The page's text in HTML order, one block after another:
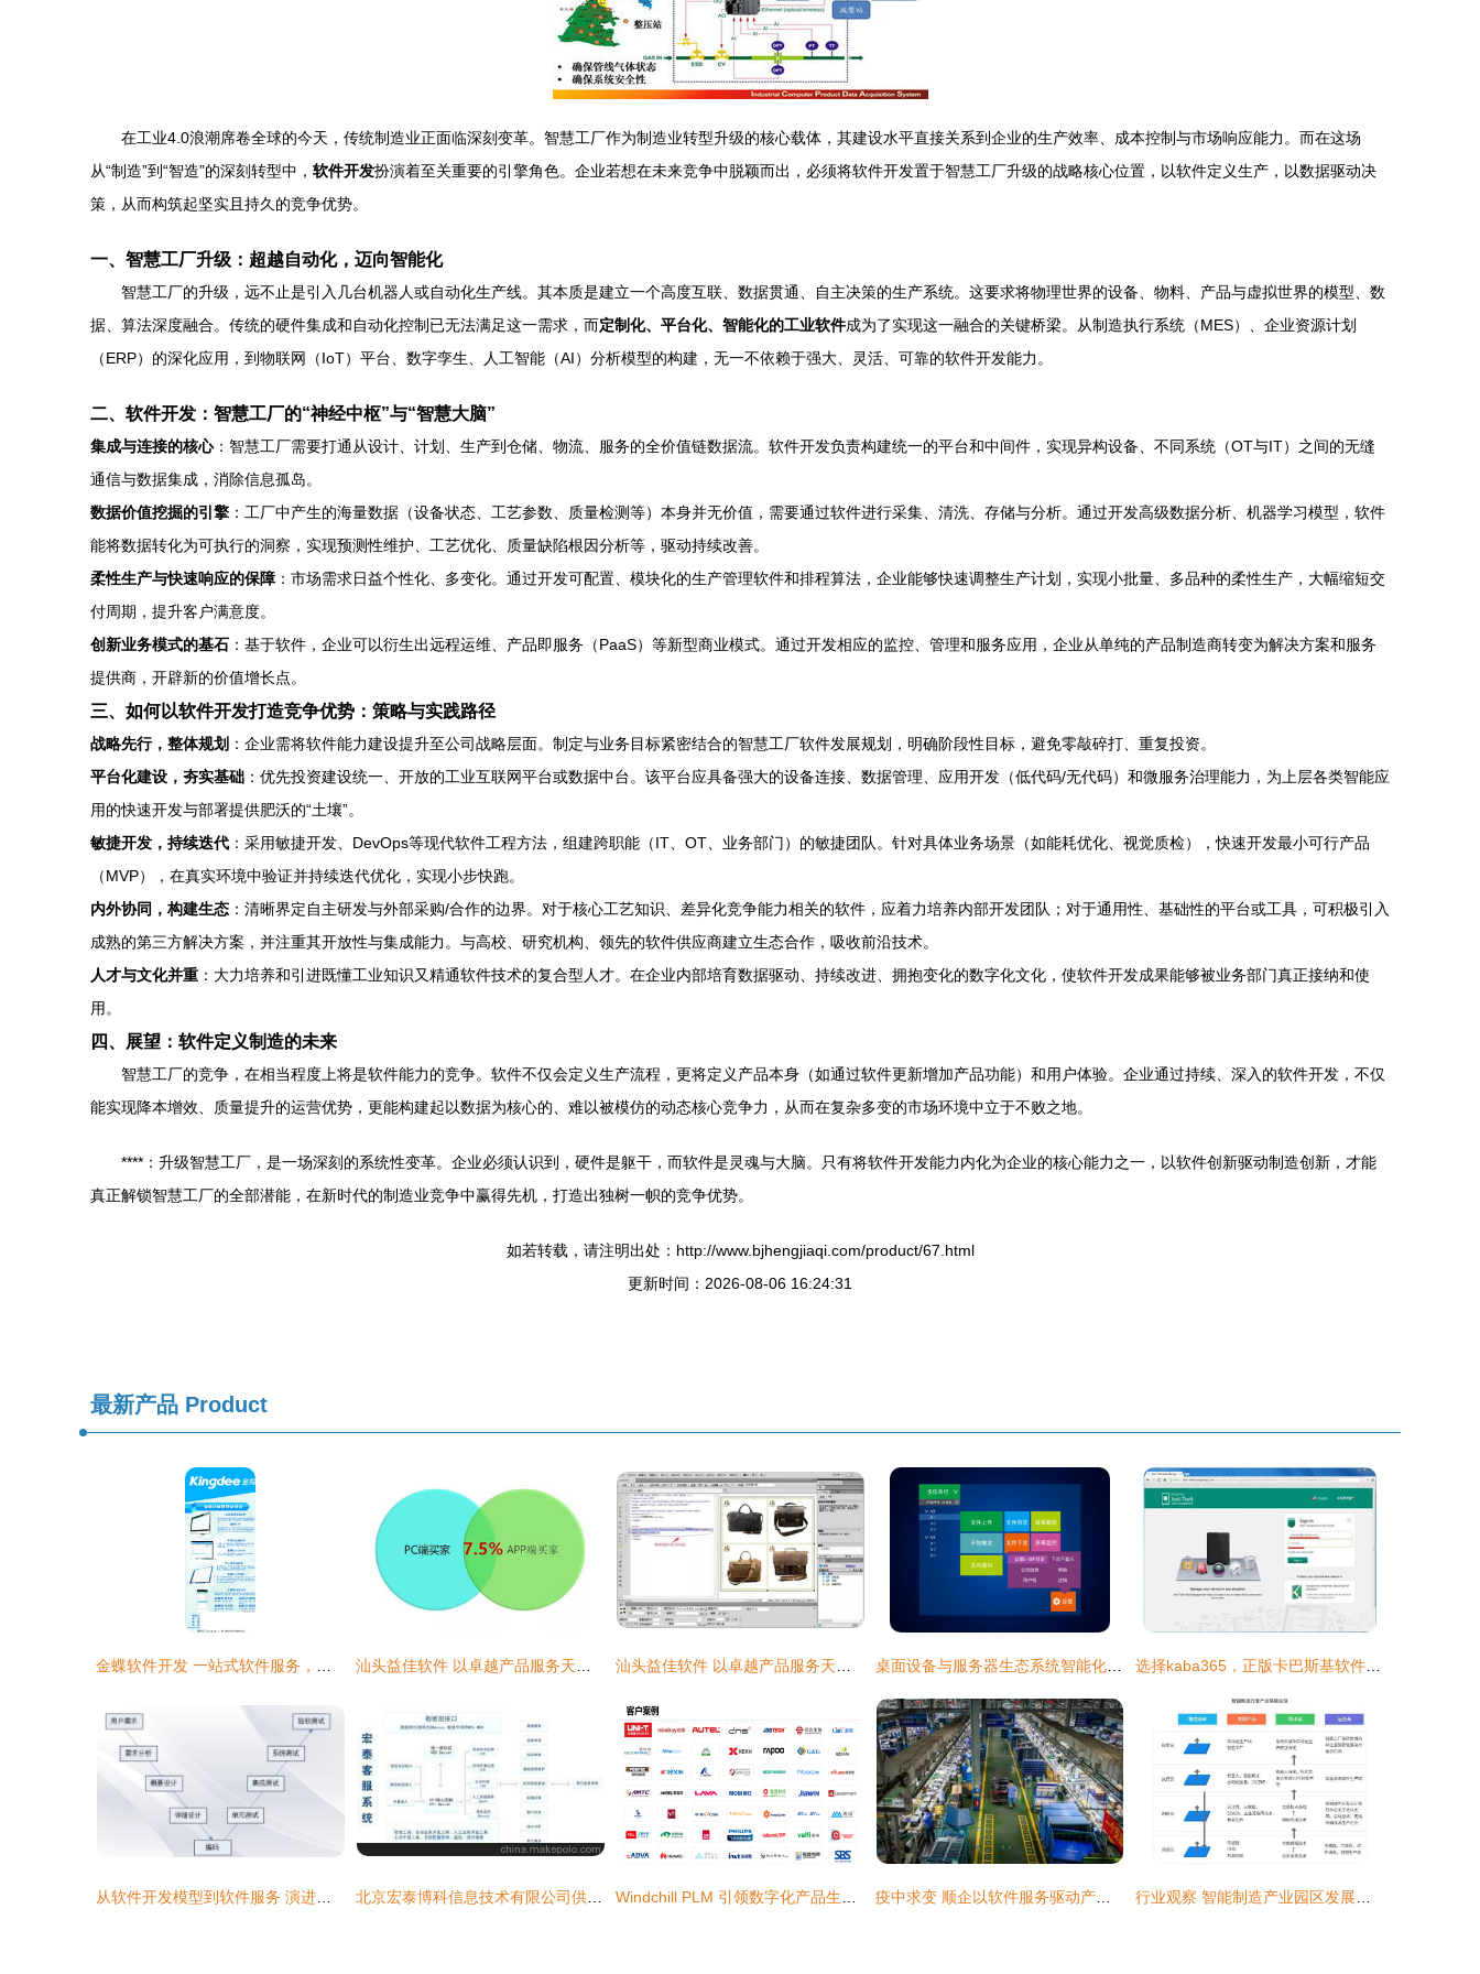
在工业4.0浪潮席卷全球的今天，传统制造业正面临深刻变革。智慧工厂作为制造业转型升级的核心载体，其建设水平直接关系到企业的生产效率、成本控制与市场响应能力。而在这场
从“制造”到“智造”的深刻转型中， 软件开发扮演着至关重要的引擎角色。企业若想在未来竞争中脱颖而出，必须将软件开发置于智慧工厂升级的战略核心位置，以软件定义生产，以数据驱动决
策，从而构筑起坚实且持久的竞争优势。
一、智慧工厂升级：超越自动化，迈向智能化
智慧工厂的升级，远不止是引入几台机器人或自动化生产线。其本质是建立一个高度互联、数据贯通、自主决策的生产系统。这要求将物理世界的设备、物料、产品与虚拟世界的模型、数
据、算法深度融合。传统的硬件集成和自动化控制已无法满足这一需求，而定制化、平台化、智能化的工业软件成为了实现这一融合的关键桥梁。从制造执行系统（MES）、企业资源计划
（ERP）的深化应用，到物联网（IoT）平台、数字孪生、人工智能（AI）分析模型的构建，无一不依赖于强大、灵活、可靠的软件开发能力。
二、软件开发：智慧工厂的“神经中枢”与“智慧大脑”
集成与连接的核心：智慧工厂需要打通从设计、计划、生产到仓储、物流、服务的全价值链数据流。软件开发负责构建统一的平台和中间件，实现异构设备、不同系统（OT与IT）之间的无缝
通信与数据集成，消除信息孤岛。
数据价值挖掘的引擎 ：工厂中产生的海量数据（设备状态、工艺参数、质量检测等）本身并无价值，需要通过软件进行采集、清洗、存储与分析。通过开发高级数据分析、机器学习模型，软件
能将数据转化为可执行的洞察，实现预测性维护、工艺优化、质量缺陷根因分析等，驱动持续改善。
柔性生产与快速响应的保障 ：市场需求日益个性化、多变化。通过开发可配置、模块化的生产管理软件和排程算法，企业能够快速调整生产计划，实现小批量、多品种的柔性生产，大幅缩短交
付周期，提升客户满意度。
创新业务模式的基石 ：基于软件，企业可以衍生出远程运维、产品即服务（PaaS）等新型商业模式。通过开发相应的监控、管理和服务应用，企业从单纯的产品制造商转变为解决方案和服务
提供商，开辟新的价值增长点。
三、如何以软件开发打造竞争优势：策略与实践路径
战略先行，整体规划 ：企业需将软件能力建设提升至公司战略层面。制定与业务目标紧密结合的智慧工厂软件发展规划，明确阶段性目标，避免零敲碎打、重复投资。
平台化建设，夯实基础 ：优先投资建设统一、开放的工业互联网平台或数据中台。该平台应具备强大的设备连接、数据管理、应用开发（低代码/无代码）和微服务治理能力，为上层各类智能应
用的快速开发与部署提供肥沃的“土壤”。
敏捷开发，持续迭代 ：采用敏捷开发、DevOps等现代软件工程方法，组建跨职能（IT、OT、业务部门）的敏捷团队。针对具体业务场景（如能耗优化、视觉质检），快速开发最小可行产品
（MVP），在真实环境中验证并持续迭代优化，实现小步快跑。
内外协同，构建生态 ：清晰界定自主研发与外部采购/合作的边界。对于核心工艺知识、差异化竞争能力相关的软件，应着力培养内部开发团队；对于通用性、基础性的平台或工具，可积极引入
成熟的第三方解决方案，并注重其开放性与集成能力。与高校、研究机构、领先的软件供应商建立生态合作，吸收前沿技术。
人才与文化并重 ：大力培养和引进既懂工业知识又精通软件技术的复合型人才。在企业内部培育数据驱动、持续改进、拥抱变化的数字化文化，使软件开发成果能够被业务部门真正接纳和使
用。
四、展望：软件定义制造的未来
智慧工厂的竞争，在相当程度上将是软件能力的竞争。软件不仅会定义生产流程，更将定义产品本身（如通过软件更新增加产品功能）和用户体验。企业通过持续、深入的软件开发，不仅
能实现降本增效、质量提升的运营优势，更能构建起以数据为核心的、难以被模仿的动态核心竞争力，从而在复杂多变的市场环境中立于不败之地。
****：升级智慧工厂，是一场深刻的系统性变革。企业必须认识到，硬件是躯干，而软件是灵魂与大脑。只有将软件开发能力内化为企业的核心能力之一，以软件创新驱动制造创新，才能
真正解锁智慧工厂的全部潜能，在新时代的制造业竞争中赢得先机，打造出独树一帜的竞争优势。
如若转载，请注明出处：http://www.bjhengjiaqi.com/product/67.html
更新时间：2026-08-06 16:24:31
最新产品 Product